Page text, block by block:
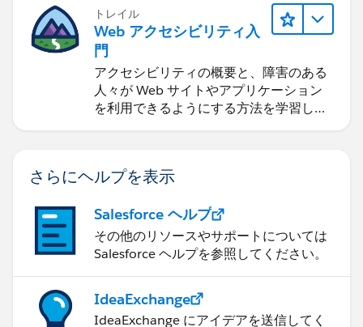
トレイル
Web アクセシビリティ入
門
アクセシビリティの概要と、障害のある
人々が Web サイトやアプリケーション
を利用できるようにする方法を学習しま
さらにヘルプを表示
Salesforce ヘルプ
その他のリソースやサポートについては
Salesforce ヘルプを参照してください。
IdeaExchange
IdeaExchange にアイデアを送信してく